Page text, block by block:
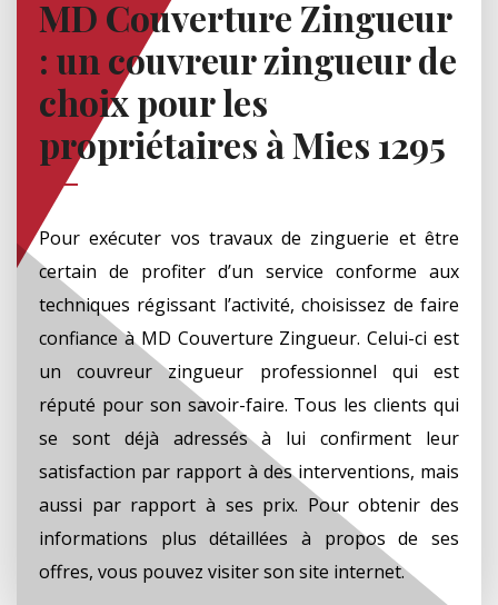
MD Couverture Zingueur
: un couvreur zingueur de
choix pour les
propriétaires à Mies 1295
Pour exécuter vos travaux de zinguerie et être
certain de profiter d’un service conforme aux
techniques régissant l’activité, choisissez de faire
confiance à MD Couverture Zingueur. Celui-ci est
un couvreur zingueur professionnel qui est
réputé pour son savoir-faire. Tous les clients qui
se sont déjà adressés à lui confirment leur
satisfaction par rapport à des interventions, mais
aussi par rapport à ses prix. Pour obtenir des
informations plus détaillées à propos de ses
offres, vous pouvez visiter son site internet.